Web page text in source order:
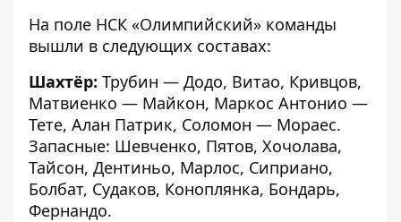
На поле НСК «Олимпийский» команды
вышли в следующих составах:
Шахтёр: Трубин — Додо, Витао, Кривцов,
Матвиенко — Майкон, Маркос Антонио —
Тете, Алан Патрик, Соломон — Мораес.
Запасные: Шевченко, Пятов, Хочолава,
Тайсон, Дентиньо, Марлос, Сиприано,
Болбат, Судаков, Коноплянка, Бондарь,
Фернандо.